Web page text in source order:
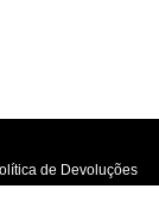
de Devoluções